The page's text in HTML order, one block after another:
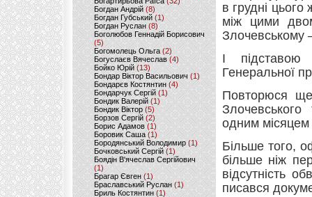
Богдан Андрій(8)
Богдан Губський (1)
Богдан Руслан(8)
Боголюбов Геннадій Борисович
(5)
Богомолець Ольга (2)
Богуслаєв Вячеслав (4)
Бойко Юрій (13)
Бондар Віктор Васильович (1)
Бондарєв Костянтин (4)
Бондарчук Сергій(1)
Бондик Валерій (1)
Бондик Віктор(5)
Борзов Сергiй (2)
Борис Адамов(1)
Боровик Саша (1)
Бородянський Володимир (1)
Бочковський Сергій (1)
Боядін В'ячеслав Сергійович
(1)
Брагар Євген (1)
Браславський Руслан (1)
Бриль Костянтин (1)
в грудні
між цими
Злочевському
І
Генеральної
Повторюся ще
одним місяцем
Більше того,
більше ніж
відсутність
писався